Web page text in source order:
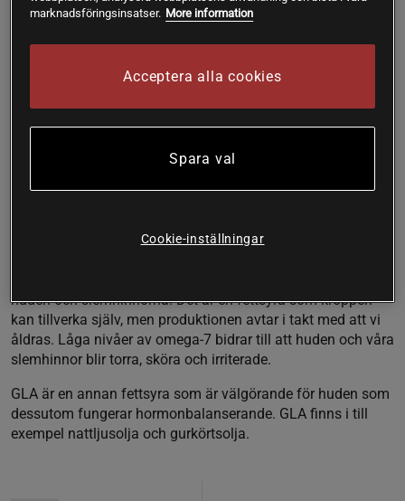
Att få i sig tillräckligt med brafettsyrorär essentiellt för
fetter innehåller även E-vitamin, vilket är ett viktigt
näringsämne för huden.
Omega-3 fungerar antiinflammatoriskt, vilket minskar
inflammatoriska tillstånd som kan ge upphov till
till att återfetta huden inifrån.
huden och slemhinnorna. Det är en fettsyra som kroppen
kan tillverka själv, men produktionen avtar i takt med att vi
åldras. Låga nivåer av omega-7 bidrar till att huden och våra
slemhinnor blir torra, sköra och irriterade.
GLA är en annan fettsyra som är välgörande för huden som
dessutom fungerar hormonbalanserande. GLA finns i till
exempel nattljusolja och gurkörtsolja.
marknadsföringsinsatser. More information
Acceptera alla cookies
Spara val
Cookie-inställningar